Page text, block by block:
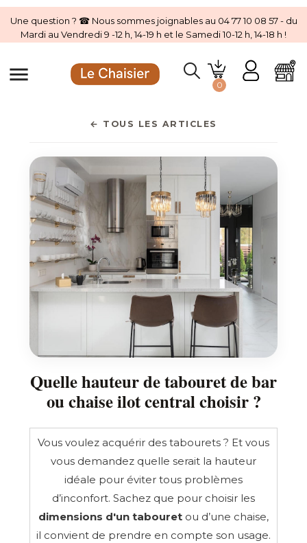
Une question ? ☎ Nous sommes joignables au 04 77 10 08 57 - du
Mardi au Vendredi 9 -12 h, 14-19 h et le Samedi 10-12 h, 14-18 h !
menu 0
← TOUS LES ARTICLES
Quelle hauteur de tabouret de bar
ou chaise ilot central choisir ?
Vous voulez acquérir des tabourets ? Et vous
vous demandez quelle serait la hauteur
idéale pour éviter tous problèmes
d’inconfort. Sachez que pour choisir les
dimensions d'un tabouret ou d’une chaise,
il convient de prendre en compte son usage.